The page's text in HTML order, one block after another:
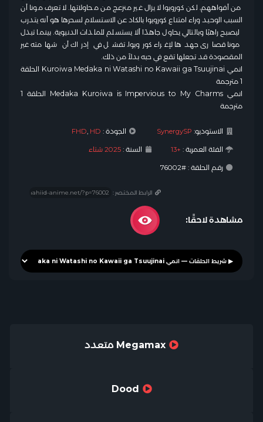
من أفواههم، لكن كورويوا لا يزال غير منزعج من محاولاتها. لا تعرف مونا أن
السبب الوحيد وراء امتناع كورويوا بالكاد عن الاستسلام لسحرها هو أنه يتدرب
ليصبح راهبًا وبالتالي يحاول جاهدًا ألا يستسلم للملذات الدنيوية. بينما تبذل
مونا قصارى جهدها لإغراء كورويوا، تفشل في إدراك أن شهامته غير
المقصودة قد تجعلها تقع في حبه بدلاً من ذلك.
انمي Kuroiwa Medaka ni Watashi no Kawaii ga Tsuujinai الحلقة
1 مترجمة
انمي Medaka Kuroiwa is Impervious to My Charms الحلقة 1
مترجمة
الاستوديو: SynergySP الجودة : FHD, HD
الفئة العمرية : +13 السنة : 2025 شتاء
رقم الحلقة : #76002
الرابط المختصر :
مشاهدة لاحقًا: